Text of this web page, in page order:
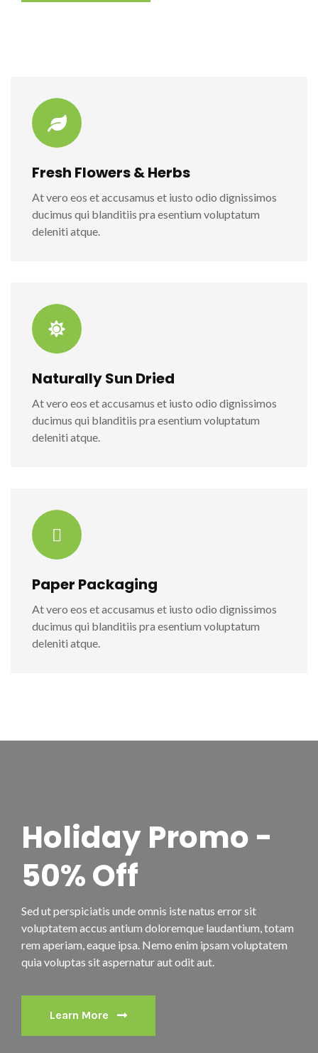
Fresh Flowers & Herbs
At vero eos et accusamus et iusto odio dignissimos
ducimus qui blanditiis pra esentium voluptatum
deleniti atque.
Naturally Sun Dried
At vero eos et accusamus et iusto odio dignissimos
ducimus qui blanditiis pra esentium voluptatum
deleniti atque.
Paper Packaging
At vero eos et accusamus et iusto odio dignissimos
ducimus qui blanditiis pra esentium voluptatum
deleniti atque.
Holiday Promo -
50% Off
Sed ut perspiciatis unde omnis iste natus error sit
voluptatem accus antium doloremque laudantium, totam
rem aperiam, eaque ipsa. Nemo enim ipsam voluptatem
quia voluptas sit aspernatur aut odit aut.
Learn More